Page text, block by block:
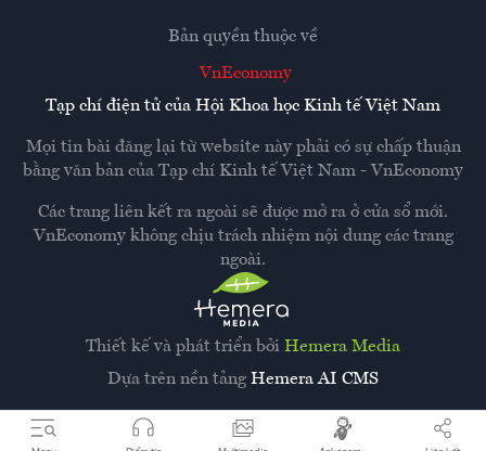
Thiết kế và phát triển bởi Hemera Media
Dựa trên nền tảng Hemera AI CMS
Bản quyền thuộc về
VnEconomy
Tạp chí điện tử của Hội Khoa học Kinh tế Việt Nam
Mọi tin bài đăng lại từ website này phải có sự chấp thuận
bằng văn bản của Tạp chí Kinh tế Việt Nam - VnEconomy
Các trang liên kết ra ngoài sẽ được mở ra ở cửa sổ mới.
VnEconomy không chịu trách nhiệm nội dung các trang
ngoài.